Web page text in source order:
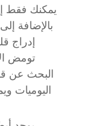
يمكنك فقط
بالإضافة
إدراج
تومض
البحث عن
اليوميات